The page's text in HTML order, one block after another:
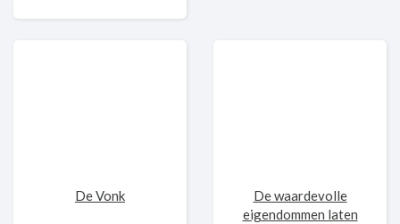
De Vonk
De waardevolle
eigendommen laten